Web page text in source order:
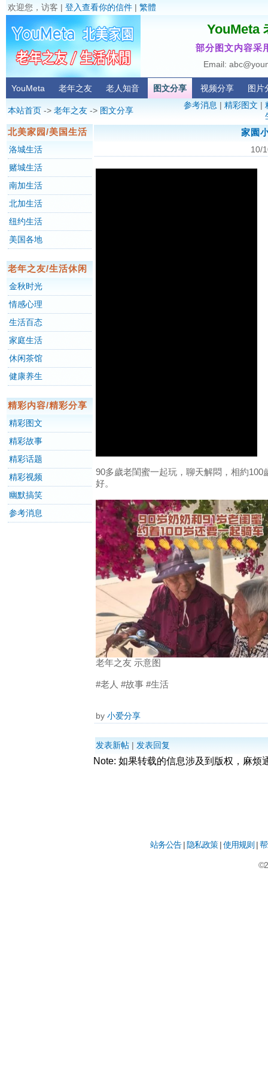
欢迎您，访客 | 登入查看你的信件 | 繁體
YouMeta
部分图文内容采
Email:
YouMeta 老年之友 老人知音 图文分享 视频分享 图片
本站首页 -> 老年之友 -> 图文分享
参考消息 | 精彩图文 |
北美家园/美国生活
洛城生活
赌城生活
南加生活
北加生活
纽约生活
美国各地
老年之友/生活休闲
金秋时光
情感心理
生活百态
家庭生活
休闲茶馆
健康养生
精彩内容/精彩分享
精彩图文
精彩故事
精彩话题
精彩视频
幽默搞笑
参考消息
家園
10/
90多歲老閨蜜一起玩，聊天解悶，相約
好。
老年之友 示意图
#老人 #故事 #生活
by 小爱分享
发表新帖 | 发表回复
Note: 如果转载的信息涉及到版权，麻
站务公告| 隐私政策|使用规则 |